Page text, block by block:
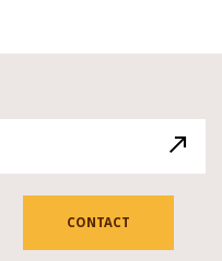
CONTACT